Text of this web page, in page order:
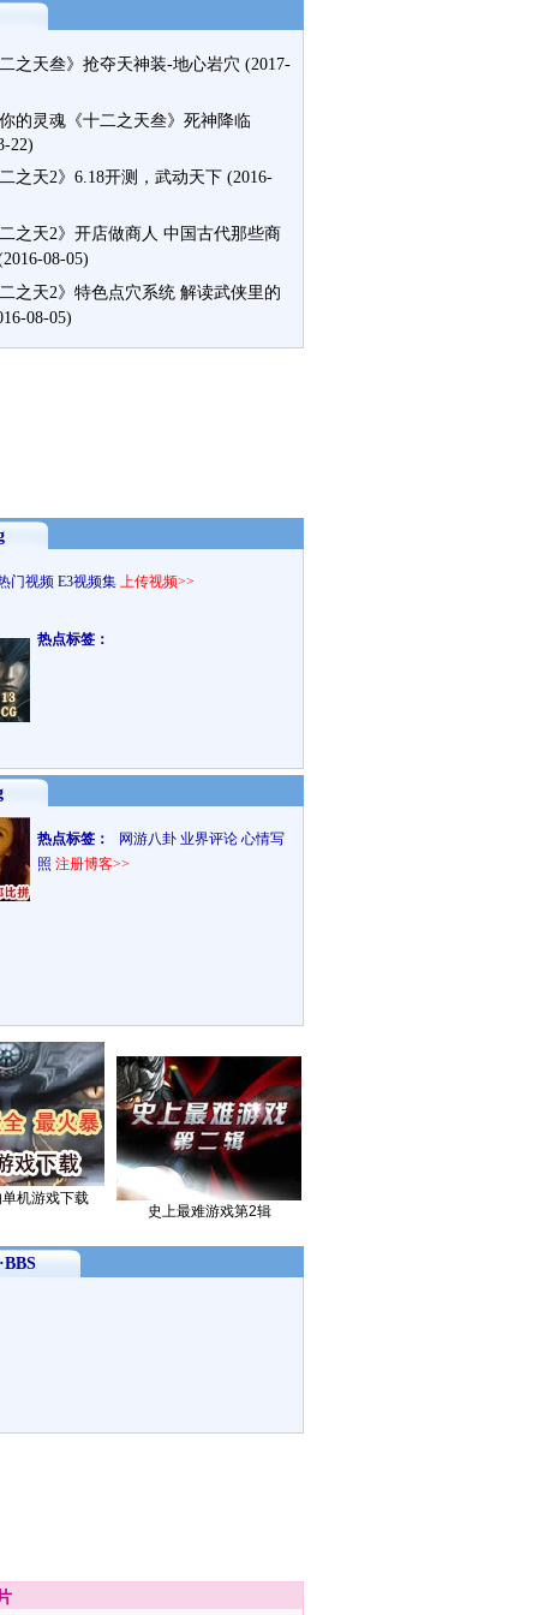
之天叁》抢夺天神装-地心岩穴 (2017-
的灵魂《十二之天叁》死神降临
22)
之天2》6.18开测，武动天下 (2016-
之天2》开店做商人 中国古代那些商
08-05)
之天2》特色点穴系统 解读武侠里的
08-05)
热点标签：
门视频 E3视频集 上传视频>>
热点标签： 网游八卦 业界评论 心情写
照 注册博客>>
机游戏下载
史上最难游戏第2辑